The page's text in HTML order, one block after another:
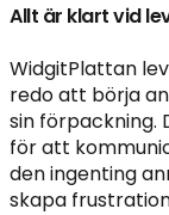
Allt är klart vid
WidgitPlattan
redo att börja
sin förpackning.
för att
den ingenting
skapa